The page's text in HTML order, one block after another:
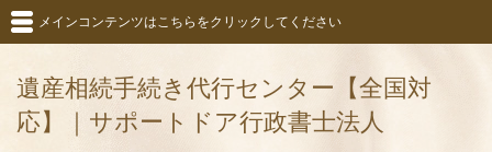
遺産相続手続き代行センター【全国対
応】｜サポートドア行政書士法人
メインコンテンツはこちらをクリックしてください